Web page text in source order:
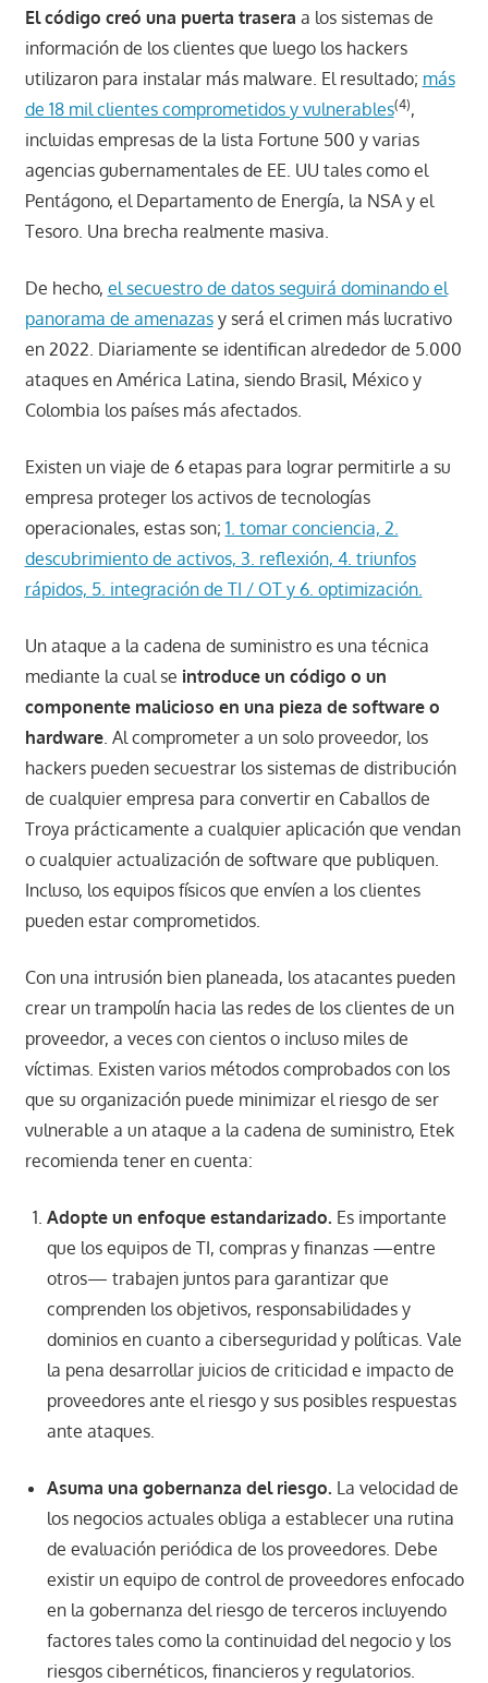
El código creó una puerta trasera a los sistemas de
información de los clientes que luego los hackers
utilizaron para instalar más malware. El resultado; más
de 18 mil clientes comprometidos y vulnerables(4),
incluidas empresas de la lista Fortune 500 y varias
agencias gubernamentales de EE. UU tales como el
Pentágono, el Departamento de Energía, la NSA y el
Tesoro. Una brecha realmente masiva.
De hecho, el secuestro de datos seguirá dominando el
panorama de amenazasy será el crimen más lucrativo
en 2022. Diariamente se identifican alrededor de 5.000
ataques en América Latina, siendo Brasil, México y
Colombia los países más afectados.
Existen un viaje de 6 etapas para lograr permitirle a su
empresa proteger los activos de tecnologías
operacionales, estas son; 1. tomar conciencia, 2.
descubrimiento de activos, 3. reflexión, 4. triunfos
rápidos, 5. integración de TI / OT y 6. optimización.
Un ataque a la cadena de suministro es una técnica
mediante la cual se introduce un código o un
componente malicioso en una pieza de software o
hardware. Al comprometer a un solo proveedor, los
hackers pueden secuestrar los sistemas de distribución
de cualquier empresa para convertir en Caballos de
Troya prácticamente a cualquier aplicación que vendan
o cualquier actualización de software que publiquen.
Incluso, los equipos físicos que envíen a los clientes
pueden estar comprometidos.
Con una intrusión bien planeada, los atacantes pueden
crear un trampolín hacia las redes de los clientes de un
proveedor, a veces con cientos o incluso miles de
víctimas. Existen varios métodos comprobados con los
que su organización puede minimizar el riesgo de ser
vulnerable a un ataque a la cadena de suministro, Etek
recomienda tener en cuenta:
Adopte un enfoque estandarizado. Es importante
que los equipos de TI, compras y finanzas —entre
otros— trabajen juntos para garantizar que
comprenden los objetivos, responsabilidades y
dominios en cuanto a ciberseguridad y políticas. Vale
la pena desarrollar juicios de criticidad e impacto de
proveedores ante el riesgo y sus posibles respuestas
ante ataques.
Asuma una gobernanza del riesgo. La velocidad de
los negocios actuales obliga a establecer una rutina
de evaluación periódica de los proveedores. Debe
existir un equipo de control de proveedores enfocado
en la gobernanza del riesgo de terceros incluyendo
factores tales como la continuidad del negocio y los
riesgos cibernéticos, financieros y regulatorios.